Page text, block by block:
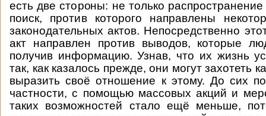
есть две стороны: не только
поиск, против которого направлены
законодательных актов. Непосредственно
акт направлен против выводов, которые
получив информацию. Узнав, что их жизнь
так, как казалось прежде, они могут захотеть
выразить своё отношение к этому. До сих
частности, с помощью массовых акций и
таких возможностей стало ещё меньше,